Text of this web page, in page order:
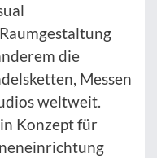
die
Messen
weltweit.
Konzept für